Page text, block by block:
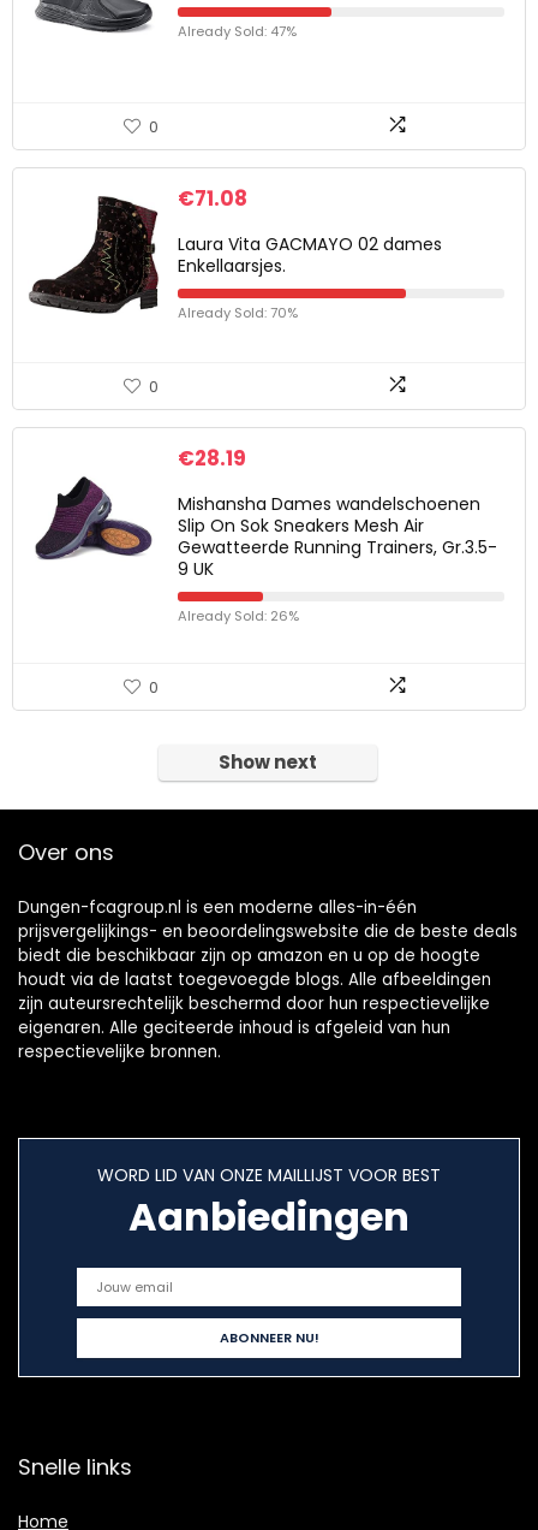
Already Sold: 47%
0
€71.08
Laura Vita GACMAYO 02 dames
Enkellaarsjes.
Already Sold: 70%
0
€28.19
Mishansha Dames wandelschoenen
Slip On Sok Sneakers Mesh Air
Gewatteerde Running Trainers, Gr.3.5-
9 UK
Already Sold: 26%
0
Show next
Over ons
Dungen-fcagroup.nl is een moderne alles-in-één
prijsvergelijkings- en beoordelingswebsite die de beste deals
biedt die beschikbaar zijn op amazon en u op de hoogte
houdt via de laatst toegevoegde blogs. Alle afbeeldingen
zijn auteursrechtelijk beschermd door hun respectievelijke
eigenaren. Alle geciteerde inhoud is afgeleid van hun
respectievelijke bronnen.
WORD LID VAN ONZE MAILLIJST VOOR BEST
Aanbiedingen
Snelle links
Home